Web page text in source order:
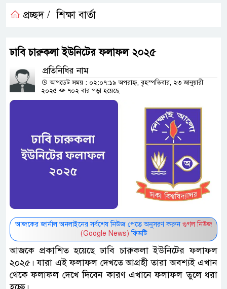
প্রচ্ছদ / শিক্ষা বার্তা
ঢাবি চারুকলা ইউনিটের ফলাফল ২০২৫
প্রতিনিধির নাম
আপডেট সময় : ০২:০৭:১৯ অপরাহ্ন, বৃহস্পতিবার, ২৩ জানুয়ারী
২০২৫
৭০২ বার পড়া হয়েছে
আজকের জার্নাল অনলাইনের সর্বশেষ নিউজ পেতে অনুসরণ করুন গুগল নিউজ
(Google News) ফিডটি
আজকে প্রকাশিত হয়েছে ঢাবি চারুকলা ইউনিটের ফলাফল
২০২৫। যারা এই ফলাফল দেখতে আগ্রহী তারা অবশ্যই এখান
থেকে ফলাফল দেখে দিবেন কারণ এখানে ফলাফল তুলে ধরা